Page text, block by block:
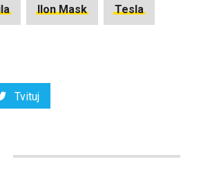
Ilon Mask Tesla
Tvituj